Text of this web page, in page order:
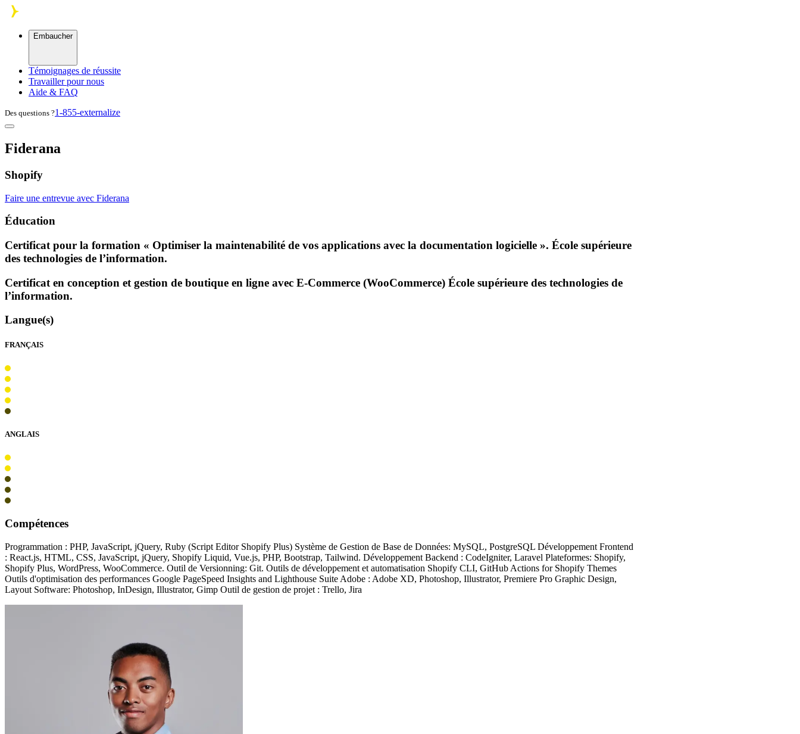
Skip to main content
Embaucher
Témoignages de réussite
Travailler pour nous
Aide & FAQ
Des questions ?1-855-externalize
Fiderana
Shopify
Faire une entrevue avec Fiderana
Éducation
Certificat pour la formation « Optimiser la maintenabilité de vos applications avec la documentation logicielle ». École supérieure
des technologies de l’information.
Certificat en conception et gestion de boutique en ligne avec E-Commerce (WooCommerce) École supérieure des technologies de
l’information.
Langue(s)
FRANÇAIS
ANGLAIS
Compétences
Programmation : PHP, JavaScript, jQuery, Ruby (Script Editor Shopify Plus) Système de Gestion de Base de Données: MySQL, PostgreSQL Développement Frontend
: React.js, HTML, CSS, JavaScript, jQuery, Shopify Liquid, Vue.js, PHP, Bootstrap, Tailwind. Développement Backend : CodeIgniter, Laravel Plateformes: Shopify,
Shopify Plus, WordPress, WooCommerce. Outil de Versionning: Git. Outils de développement et automatisation Shopify CLI, GitHub Actions for Shopify Themes
Outils d'optimisation des performances Google PageSpeed Insights and Lighthouse Suite Adobe : Adobe XD, Photoshop, Illustrator, Premiere Pro Graphic Design,
Layout Software: Photoshop, InDesign, Illustrator, Gimp Outil de gestion de projet : Trello, Jira